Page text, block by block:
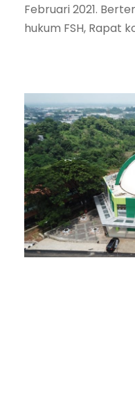
Februari 2021.
hukum FSH, Rapat